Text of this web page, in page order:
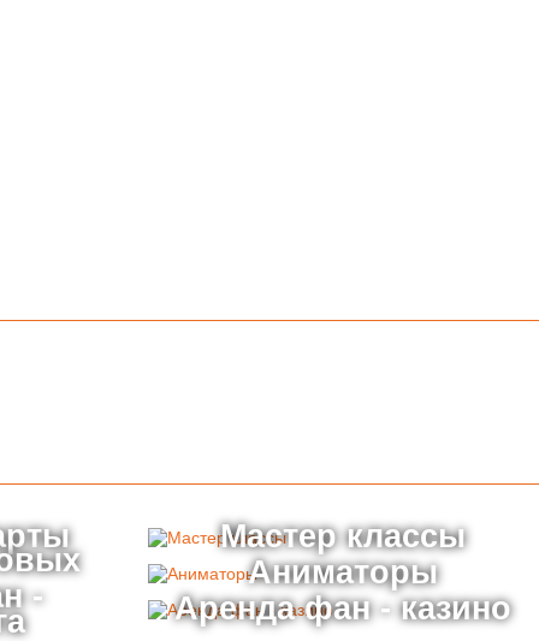
Мастер классы
Аниматоры
- Аренда фан - казино